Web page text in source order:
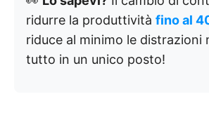
ridurre la produttività fino al
riduce al minimo le distrazioni
tutto in un unico posto!